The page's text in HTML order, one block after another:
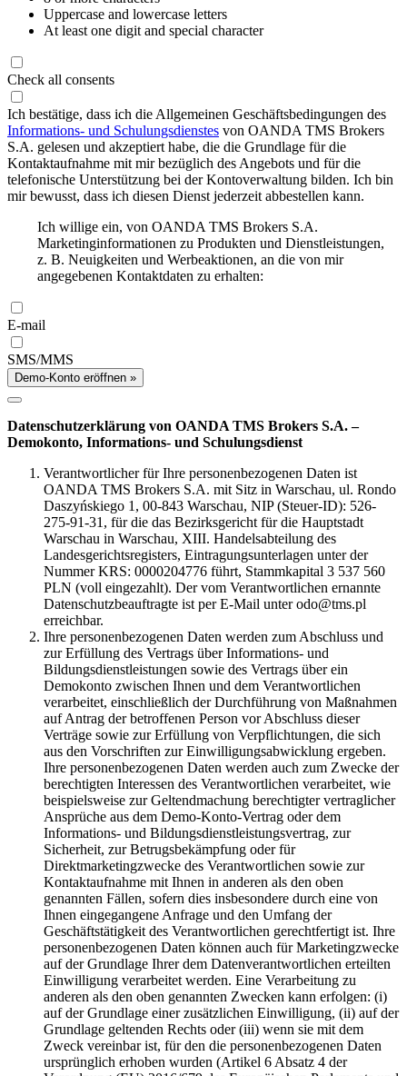
Uppercase and lowercase letters
At least one digit and special character
Check all consents
Ich bestätige, dass ich die Allgemeinen Geschäftsbedingungen des
Informations- und Schulungsdienstes von OANDA TMS Brokers
S.A. gelesen und akzeptiert habe, die die Grundlage für die
Kontaktaufnahme mit mir bezüglich des Angebots und für die
telefonische Unterstützung bei der Kontoverwaltung bilden. Ich bin
mir bewusst, dass ich diesen Dienst jederzeit abbestellen kann.
Ich willige ein, von OANDA TMS Brokers S.A.
Marketinginformationen zu Produkten und Dienstleistungen,
z. B. Neuigkeiten und Werbeaktionen, an die von mir
angegebenen Kontaktdaten zu erhalten:
E-mail
SMS/MMS
Demo-Konto eröffnen »
Datenschutzerklärung von OANDA TMS Brokers S.A. –
Demokonto, Informations- und Schulungsdienst
Verantwortlicher für Ihre personenbezogenen Daten ist
OANDA TMS Brokers S.A. mit Sitz in Warschau, ul. Rondo
Daszyńskiego 1, 00-843 Warschau, NIP (Steuer-ID): 526-
275-91-31, für die das Bezirksgericht für die Hauptstadt
Warschau in Warschau, XIII. Handelsabteilung des
Landesgerichtsregisters, Eintragungsunterlagen unter der
Nummer KRS: 0000204776 führt, Stammkapital 3 537 560
PLN (voll eingezahlt). Der vom Verantwortlichen ernannte
Datenschutzbeauftragte ist per E-Mail unter odo@tms.pl
erreichbar.
Ihre personenbezogenen Daten werden zum Abschluss und
zur Erfüllung des Vertrags über Informations- und
Bildungsdienstleistungen sowie des Vertrags über ein
Demokonto zwischen Ihnen und dem Verantwortlichen
verarbeitet, einschließlich der Durchführung von Maßnahmen
auf Antrag der betroffenen Person vor Abschluss dieser
Verträge sowie zur Erfüllung von Verpflichtungen, die sich
aus den Vorschriften zur Einwilligungsabwicklung ergeben.
Ihre personenbezogenen Daten werden auch zum Zwecke der
berechtigten Interessen des Verantwortlichen verarbeitet, wie
beispielsweise zur Geltendmachung berechtigter vertraglicher
Ansprüche aus dem Demo-Konto-Vertrag oder dem
Informations- und Bildungsdienstleistungsvertrag, zur
Sicherheit, zur Betrugsbekämpfung oder für
Direktmarketingzwecke des Verantwortlichen sowie zur
Kontaktaufnahme mit Ihnen in anderen als den oben
genannten Fällen, sofern dies insbesondere durch eine von
Ihnen eingegangene Anfrage und den Umfang der
Geschäftstätigkeit des Verantwortlichen gerechtfertigt ist. Ihre
personenbezogenen Daten können auch für Marketingzwecke
auf der Grundlage Ihrer dem Datenverantwortlichen erteilten
Einwilligung verarbeitet werden. Eine Verarbeitung zu
anderen als den oben genannten Zwecken kann erfolgen: (i)
auf der Grundlage einer zusätzlichen Einwilligung, (ii) auf der
Grundlage geltenden Rechts oder (iii) wenn sie mit dem
Zweck vereinbar ist, für den die personenbezogenen Daten
ursprünglich erhoben wurden (Artikel 6 Absatz 4 der